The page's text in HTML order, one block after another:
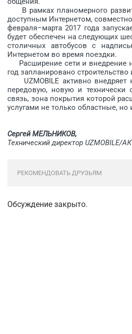
В рамках планомерного
доступным Интернетом,
февраля–марта 2017 года
будет обеспечен на следующих
столичных автобусов с
Интернетом во время поездки.
Расширение сети и внедрение
год запланировано
UZMOBILE активно внедряет
передовую, новую и технически
связь, зона покрытия которой
услугами не только областные,
Сергей МЕЛЬНИКОВ,
Технический директор UZMOBILE/
РЕКОМЕНДОВАТЬ ДРУЗЬЯМ
Обсуждение закрыто.